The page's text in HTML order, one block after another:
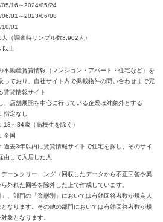
05/16～2024/05/24
06/01～2023/06/08
10/01
（調査時サンプル数3,902人）
以上
不動産賃貸情報（マンション・アパート・住宅など）を
っており、自社サイト内で掲載物件の問い合わせまで完
賃貸情報サイト
、店舗展開を中心に行っている企業は対象外とする
指定なし
18～84歳（高校生を除く）
全国
過去3年以内に賃貸情報サイトで住宅を探し、そのサイ
由して入居した人
ータクリーニング（回収したデータから不正回答や異
外れた回答を除外した上で作成しています。
、部門の「業態別」においては有効回答者数が規定人
なります。その他の部門においては有効回答者数が規
象となります。